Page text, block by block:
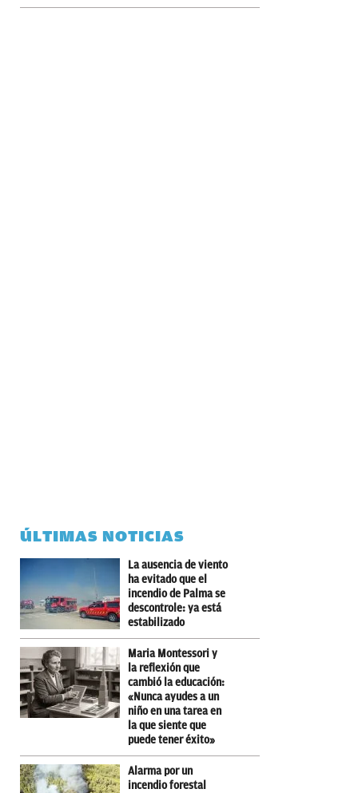
ÚLTIMAS NOTICIAS
La ausencia de viento
ha evitado que el
incendio de Palma se
descontrole: ya está
estabilizado
Maria Montessori y
la reflexión que
cambió la educación:
«Nunca ayudes a un
niño en una tarea en
la que siente que
puede tener éxito»
Alarma por un
incendio forestal